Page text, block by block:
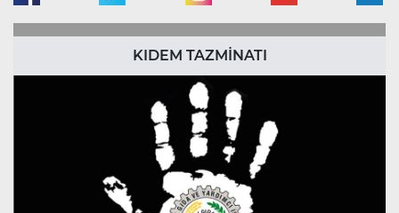
KIDEM TAZMİNATI